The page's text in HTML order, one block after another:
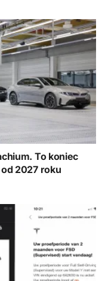
To koniec
od 2027 roku